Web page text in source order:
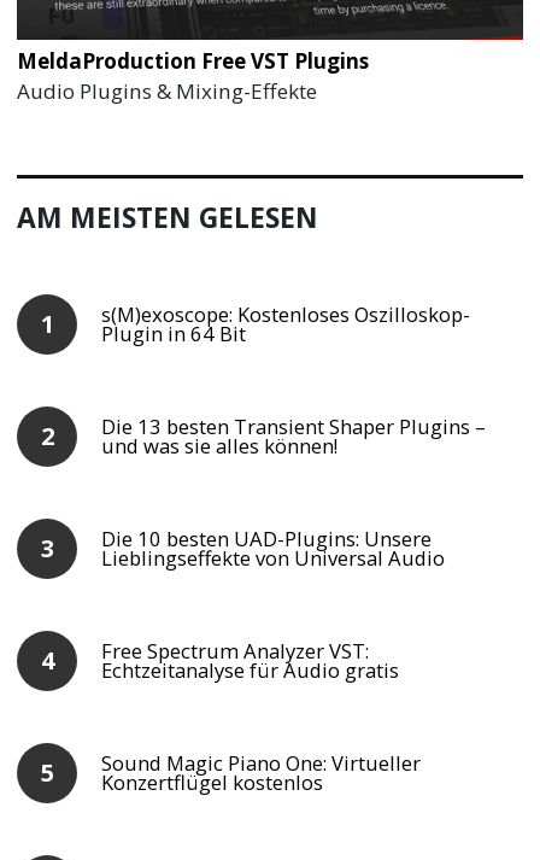
MeldaProduction Free VST Plugins
Audio Plugins & Mixing-Effekte
AM MEISTEN GELESEN
s(M)exoscope: Kostenloses Oszilloskop-
Plugin in 64 Bit
Die 13 besten Transient Shaper Plugins –
und was sie alles können!
Die 10 besten UAD-Plugins: Unsere
Lieblingseffekte von Universal Audio
Free Spectrum Analyzer VST:
Echtzeitanalyse für Audio gratis
Sound Magic Piano One: Virtueller
Konzertflügel kostenlos